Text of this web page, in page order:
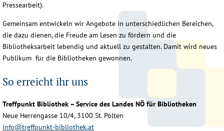
Pressearbeit).
Gemeinsam entwickeln wir Angebote in unterschiedlichen Bereichen,
die dazu dienen, die Freude am Lesen zu fördern und die
Bibliotheksarbeit lebendig und aktuell zu gestalten. Damit wird neues
Publikum für die Bibliotheken gewonnen.
So erreicht ihr uns
Treffpunkt Bibliothek – Service des Landes NÖ für Bibliotheken
Neue Herrengasse 10/4, 3100 St. Pölten
info@treffpunkt-bibliothek.at